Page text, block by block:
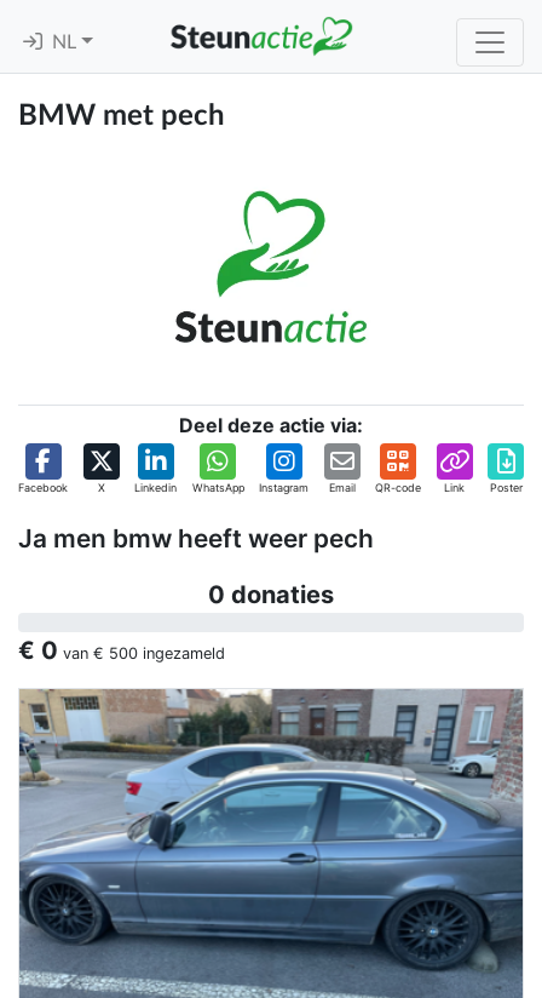
NL
BMW met pech
Deel deze actie via:
Facebook X Linkedin WhatsApp Instagram Email QR-code Link Poster
Ja men bmw heeft weer pech
0 donaties
€ 0 van € 500 ingezameld